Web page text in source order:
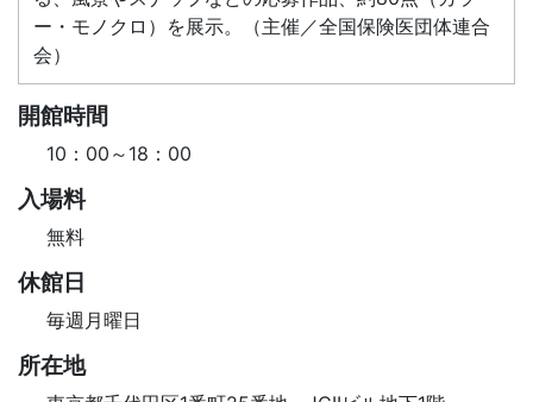
ー・モノクロ）を展示。（主催／全国保険医団体連合
会）
開館時間
10：00～18：00
入場料
無料
休館日
毎週月曜日
所在地